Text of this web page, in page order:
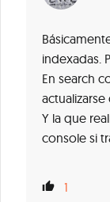
indexadas.
En search
Y la que
console si
1